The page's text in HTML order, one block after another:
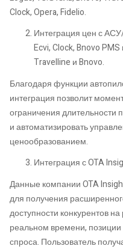
Clock, Opera, Fidelio.
Интеграция цен с
Ecvi, Clock, Bnovo
Travelline и Bnovo.
Благодаря функции
интеграция позволит
ограничения длительности
и автоматизировать
ценообразованием.
Интеграция с OTA
Данные компании OTA
для получения
доступности конкурентов
реальном времени,
спроса. Пользователь